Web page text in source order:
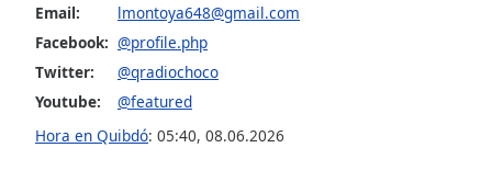
Email:
lmontoya648@gmail.com
Facebook: @profile.php
Twitter:
@qradiochoco
Youtube:
@featured
Hora en Quibdó: 05:40, 08.06.2026